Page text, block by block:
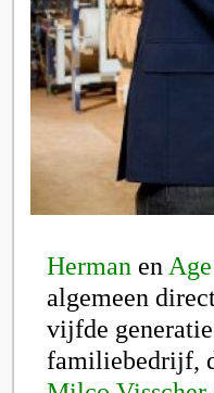
Herman en
algemeen
vijfde
familiebedrijf,